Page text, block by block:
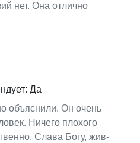
нет. Она отлично
Да
объяснили. Он очень
Ничего плохого
Слава Богу, жив-